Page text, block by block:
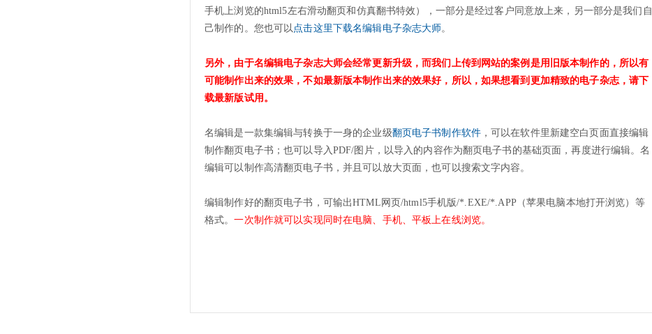
手机上浏览的html5左右滑动翻页和仿真翻书特效），一部分是经过客户同意放上来，另一部分是我们自
己制作的。您也可以点击这里下载名编辑电子杂志大师。
另外，由于名编辑电子杂志大师会经常更新升级，而我们上传到网站的案例是用旧版本制作的，所以有
可能制作出来的效果，不如最新版本制作出来的效果好，所以，如果想看到更加精致的电子杂志，请下
载最新版试用。
名编辑是一款集编辑与转换于一身的企业级翻页电子书制作软件，可以在软件里新建空白页面直接编辑
制作翻页电子书；也可以导入PDF/图片，以导入的内容作为翻页电子书的基础页面，再度进行编辑。名
编辑可以制作高清翻页电子书，并且可以放大页面，也可以搜索文字内容。
编辑制作好的翻页电子书，可输出HTML网页/html5手机版/*.EXE/*.APP（苹果电脑本地打开浏览）等
格式。一次制作就可以实现同时在电脑、手机、平板上在线浏览。